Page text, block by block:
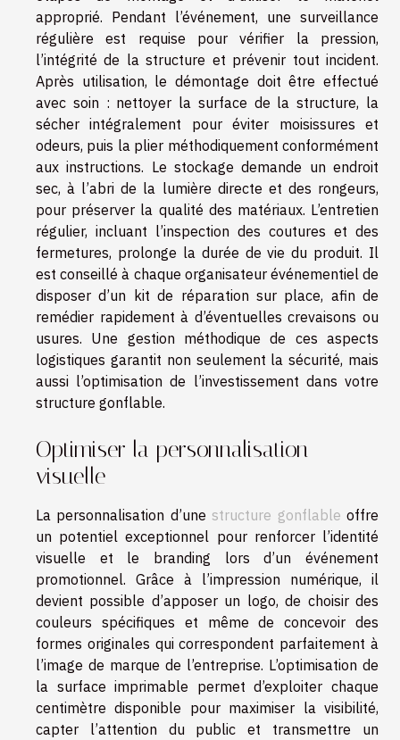
approprié. Pendant l’événement, une surveillance
régulière est requise pour vérifier la pression,
l’intégrité de la structure et prévenir tout incident.
Après utilisation, le démontage doit être effectué
avec soin : nettoyer la surface de la structure, la
sécher intégralement pour éviter moisissures et
odeurs, puis la plier méthodiquement conformément
aux instructions. Le stockage demande un endroit
sec, à l’abri de la lumière directe et des rongeurs,
pour préserver la qualité des matériaux. L’entretien
régulier, incluant l’inspection des coutures et des
fermetures, prolonge la durée de vie du produit. Il
est conseillé à chaque organisateur événementiel de
disposer d’un kit de réparation sur place, afin de
remédier rapidement à d’éventuelles crevaisons ou
usures. Une gestion méthodique de ces aspects
logistiques garantit non seulement la sécurité, mais
aussi l’optimisation de l’investissement dans votre
structure gonflable.
Optimiser la personnalisation
visuelle
La personnalisation d’une structure gonflable offre
un potentiel exceptionnel pour renforcer l’identité
visuelle et le branding lors d’un événement
promotionnel. Grâce à l’impression numérique, il
devient possible d’apposer un logo, de choisir des
couleurs spécifiques et même de concevoir des
formes originales qui correspondent parfaitement à
l’image de marque de l’entreprise. L’optimisation de
la surface imprimable permet d’exploiter chaque
centimètre disponible pour maximiser la visibilité,
capter l’attention du public et transmettre un